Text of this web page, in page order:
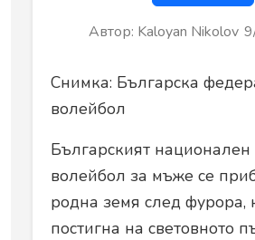
Автор: Kaloyan Nikolov
Снимка: Българска
волейбол
Българският национален
волейбол за мъже се
родна земя след фурора,
постигна на световното